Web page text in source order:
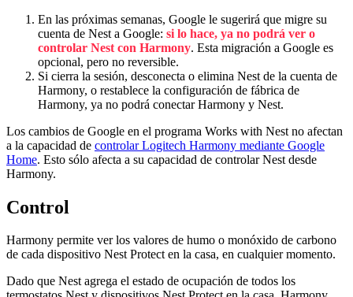
En las próximas semanas, Google le sugerirá que migre su
cuenta de Nest a Google: si lo hace, ya no podrá ver o
controlar Nest con Harmony. Esta migración a Google es
opcional, pero no reversible.
Si cierra la sesión, desconecta o elimina Nest de la cuenta de
Harmony, o restablece la configuración de fábrica de
Harmony, ya no podrá conectar Harmony y Nest.
Los cambios de Google en el programa Works with Nest no afectan
a la capacidad de controlar Logitech Harmony mediante Google
Home. Esto sólo afecta a su capacidad de controlar Nest desde
Harmony.
Control
Harmony permite ver los valores de humo o monóxido de carbono
de cada dispositivo Nest Protect en la casa, en cualquier momento.
Dado que Nest agrega el estado de ocupación de todos los